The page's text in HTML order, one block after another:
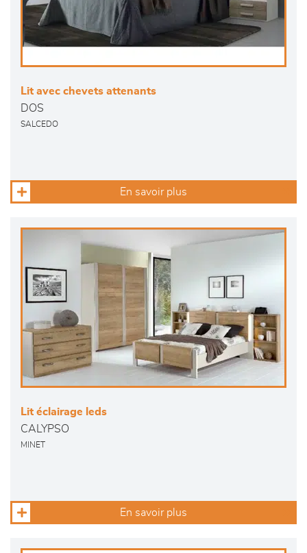
Lit avec chevets attenants
DOS
SALCEDO
En savoir plus
Lit éclairage leds
CALYPSO
MINET
En savoir plus